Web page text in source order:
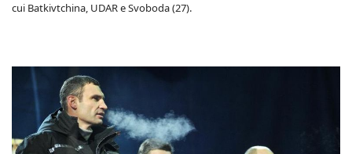
cui Batkivtchina, UDAR e Svoboda (27).